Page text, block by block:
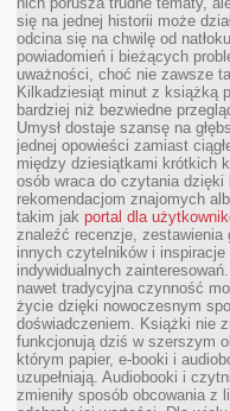
się na jednej historii może
odcina się na chwilę od
powiadomień i bieżących
uważności, choć nie zawsze
Kilkadziesiąt minut z książką
bardziej niż bezwiedne
Umysł dostaje szansę na
jednej opowieści zamiast
między dziesiątkami krótkich
osób wraca do czytania
rekomendacjom znajomych
takim jak portal dla
znaleźć recenzje, zestawienia
innych czytelników i inspiracje
indywidualnych
nawet tradycyjna czynność
życie dzięki nowoczesnym
doświadczeniem. Książki nie
funkcjonują dziś w szerszym
którym papier, e-booki i
uzupełniają. Audiobooki i
zmieniły sposób obcowania z